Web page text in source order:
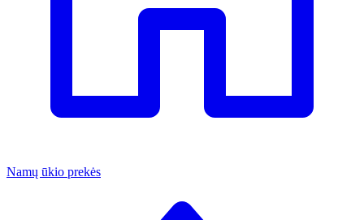
Namų ūkio prekės